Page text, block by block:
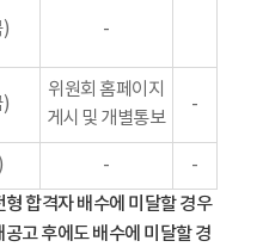
-
위원회 홈페이지
게시 및 개별통보
-
- -
합격자 배수에 미달할 경우
고 후에도 배수에 미달할 경